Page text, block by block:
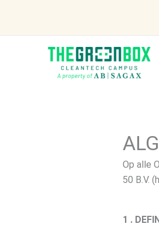
Op alle
50 B.V.
1 .